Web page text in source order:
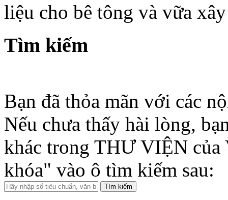
liệu cho bê tông và vữa
Tìm kiếm
Bạn đã thỏa mãn với các
Nếu chưa thấy hài lòng,
khác trong THƯ VIỆN của
khóa" vào ô tìm kiếm sau: